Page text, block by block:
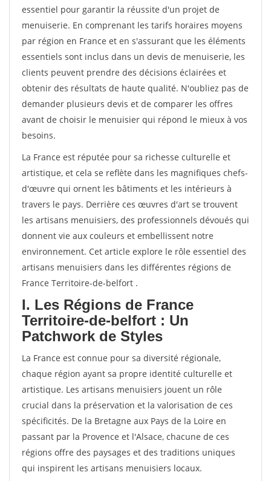
essentiel pour garantir la réussite d'un projet de
menuiserie. En comprenant les tarifs horaires moyens
par région en France et en s'assurant que les éléments
essentiels sont inclus dans un devis de menuiserie, les
clients peuvent prendre des décisions éclairées et
obtenir des résultats de haute qualité. N'oubliez pas de
demander plusieurs devis et de comparer les offres
avant de choisir le menuisier qui répond le mieux à vos
besoins.
La France est réputée pour sa richesse culturelle et
artistique, et cela se reflète dans les magnifiques chefs-
d'œuvre qui ornent les bâtiments et les intérieurs à
travers le pays. Derrière ces œuvres d'art se trouvent
les artisans menuisiers, des professionnels dévoués qui
donnent vie aux couleurs et embellissent notre
environnement. Cet article explore le rôle essentiel des
artisans menuisiers dans les différentes régions de
France Territoire-de-belfort .
I. Les Régions de France
Territoire-de-belfort : Un
Patchwork de Styles
La France est connue pour sa diversité régionale,
chaque région ayant sa propre identité culturelle et
artistique. Les artisans menuisiers jouent un rôle
crucial dans la préservation et la valorisation de ces
spécificités. De la Bretagne aux Pays de la Loire en
passant par la Provence et l'Alsace, chacune de ces
régions offre des paysages et des traditions uniques
qui inspirent les artisans menuisiers locaux.